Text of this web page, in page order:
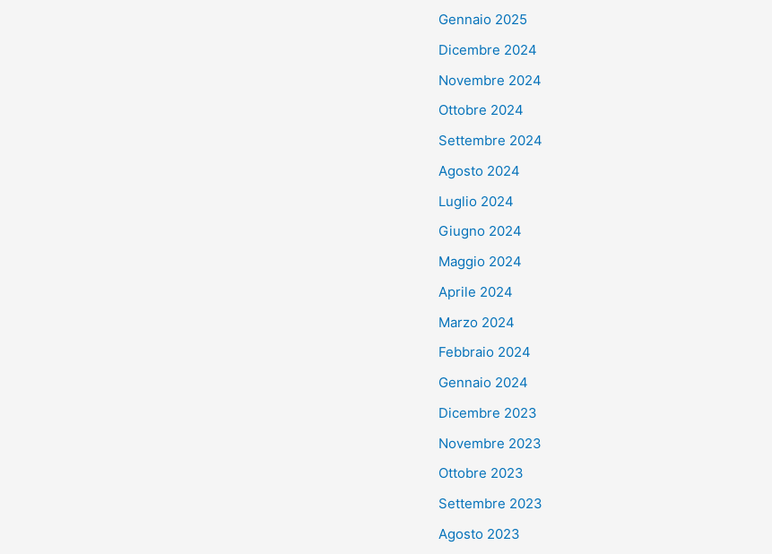
Gennaio 2025
Dicembre 2024
Novembre 2024
Ottobre 2024
Settembre 2024
Agosto 2024
Luglio 2024
Giugno 2024
Maggio 2024
Aprile 2024
Marzo 2024
Febbraio 2024
Gennaio 2024
Dicembre 2023
Novembre 2023
Ottobre 2023
Settembre 2023
Agosto 2023